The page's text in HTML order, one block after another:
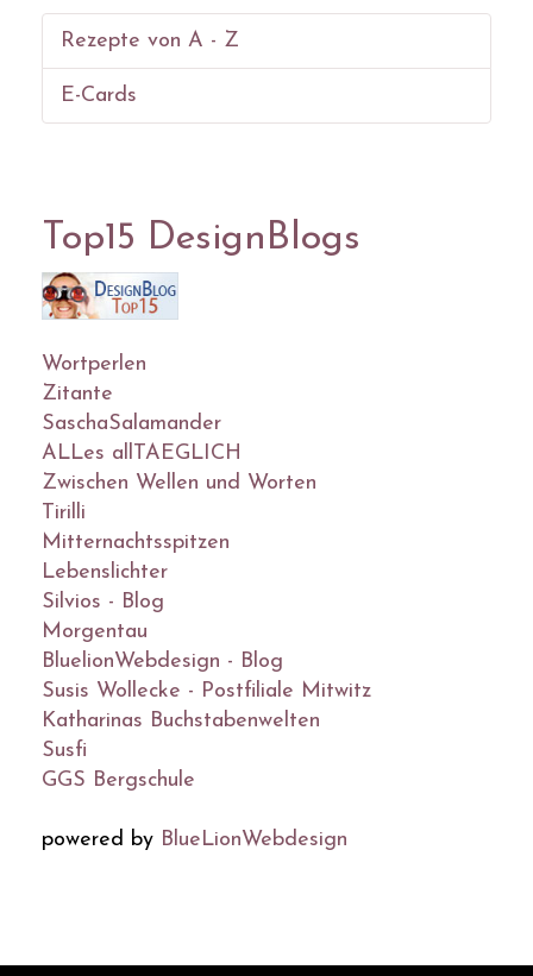
Rezepte von A - Z
E-Cards
Top15 DesignBlogs
Wortperlen
Zitante
SaschaSalamander
ALLes allTAEGLICH
Zwischen Wellen und Worten
Tirilli
Mitternachtsspitzen
Lebenslichter
Silvios - Blog
Morgentau
BluelionWebdesign - Blog
Susis Wollecke - Postfiliale Mitwitz
Katharinas Buchstabenwelten
Susfi
GGS Bergschule
powered by BlueLionWebdesign